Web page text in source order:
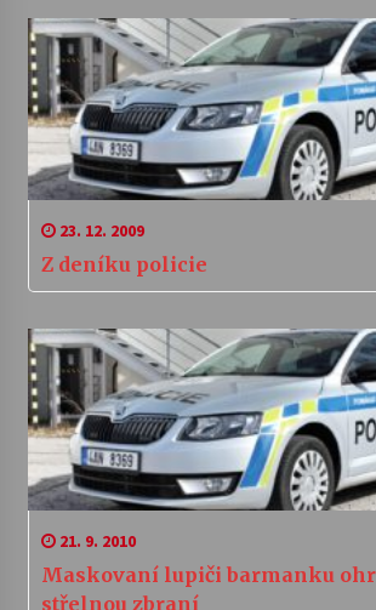
23. 12. 2009
Z deníku policie
21. 9. 2010
Maskovaní lupiči barmanku
střelnou zbraní